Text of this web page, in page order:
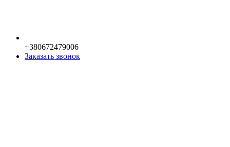
+380672479006
Заказать звонок